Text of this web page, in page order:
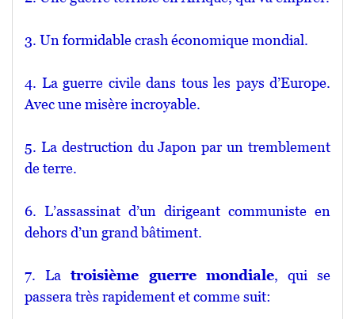
3. Un formidable crash économique mondial.
4. La guerre civile dans tous les pays d’Europe.
Avec une misère incroyable.
5. La destruction du Japon par un tremblement
de terre.
6. L’assassinat d’un dirigeant communiste en
dehors d’un grand bâtiment.
7. La troisième guerre mondiale, qui se
passera très rapidement et comme suit: